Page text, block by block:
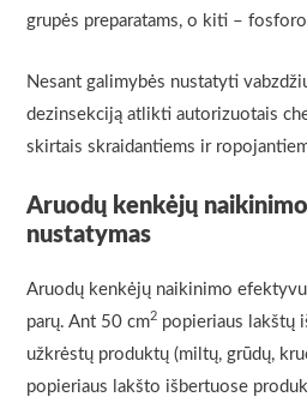
grupės preparatams, o kiti –
Nesant galimybės nustatyti
dezinsekciją atlikti autorizuotais
skirtais skraidantiems ir
Aruodų kenkėjų
nustatymas
Aruodų kenkėjų naikinimo
parų. Ant 50 cm2 popieriaus lakštų
užkrėstų produktų (miltų, grūdų,
popieriaus lakšto išbertuose